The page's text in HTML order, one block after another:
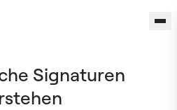
Signaturen